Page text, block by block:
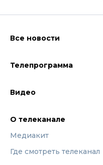
Все новости
Телепрограмма
Видео
О телеканале
Медиакит
Где смотреть телеканал